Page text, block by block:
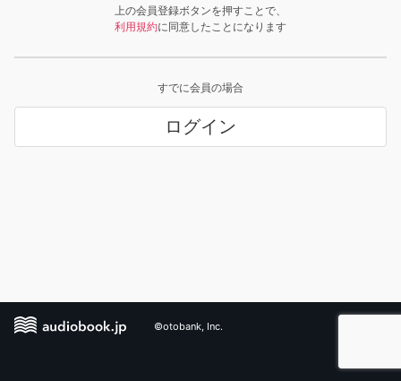
上の会員登録ボタンを押すことで、
利用規約に同意したことになります
すでに会員の場合
ログイン
©otobank, Inc.